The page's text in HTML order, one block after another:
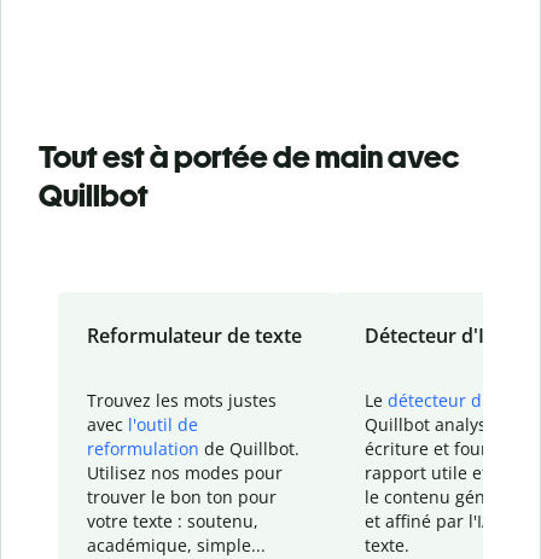
Tout est à portée de main avec
Quillbot
Reformulateur de texte
Trouvez les mots justes
avec l'outil de
reformulation de Quillbot.
Utilisez nos modes pour
trouver le bon ton pour
votre texte : soutenu,
académique, simple...
Détecteur d'IA
Le détecteur d'IA
Quillbot analyse votre
écriture et fournit un
rapport utile et
le contenu généré
et affiné par l'IA
texte.